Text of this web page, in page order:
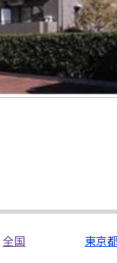
全国 東京